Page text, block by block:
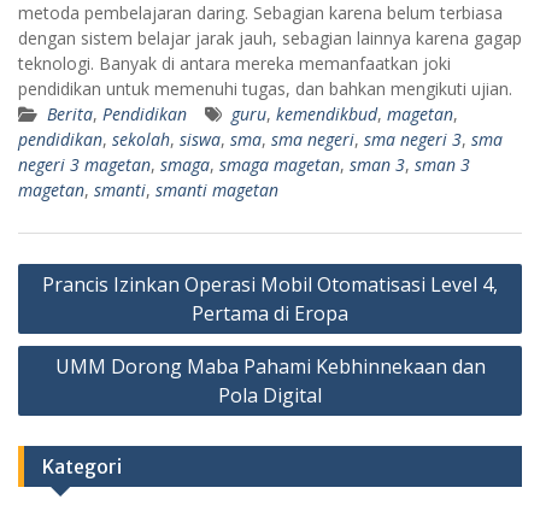
metoda pembelajaran daring. Sebagian karena belum terbiasa
dengan sistem belajar jarak jauh, sebagian lainnya karena gagap
teknologi. Banyak di antara mereka memanfaatkan joki
pendidikan untuk memenuhi tugas, dan bahkan mengikuti ujian.
Berita, Pendidikan guru, kemendikbud, magetan,
pendidikan, sekolah, siswa, sma, sma negeri, sma negeri 3, sma
negeri 3 magetan, smaga, smaga magetan, sman 3, sman 3
magetan, smanti, smanti magetan
Navigasi
Prancis Izinkan Operasi Mobil Otomatisasi Level 4,
Pertama di Eropa
UMM Dorong Maba Pahami Kebhinnekaan dan
Pola Digital
Kategori